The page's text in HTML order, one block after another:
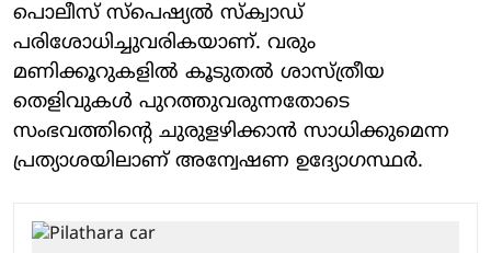
പൊലീസ് സ്പെഷ്യൽ സ്ക്വാഡ്
പരിശോധിച്ചുവരികയാണ്. വരും
മണിക്കൂറുകളിൽ കൂടുതൽ ശാസ്ത്രീയ
തെളിവുകൾ പുറത്തുവരുന്നതോടെ
സംഭവത്തിന്റെ ചുരുളഴിക്കാൻ സാധിക്കുമെന്ന
പ്രത്യാശയിലാണ് അന്വേഷണ ഉദ്യോഗസ്ഥർ.